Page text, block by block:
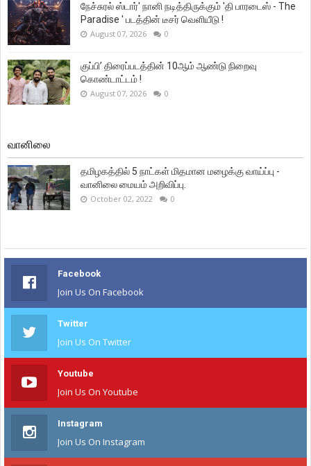
நேச்சுரல் ஸ்டார்' நானி நடித்திருக்கும் 'தி பாரடைஸ் - The
Paradise ' படத்தின் டீசர் வெளியீடு !
August 07, 2026 0
குப்பி’ திரைப்படத்தின் 10ஆம் ஆண்டு நிறைவு
கொண்டாட்டம் !
August 07, 2026 0
வானிலை
தமிழகத்தில் 5 நாட்கள் மிதமான மழைக்கு வாய்ப்பு -
வானிலை மையம் அறிவிப்பு.
October 02, 2022 0
Facebook
Join Us On Facebook
Twitter
Join Us On Twitter
Youtube
Join Us On Youtube
Instagram
Join Us On Instagram